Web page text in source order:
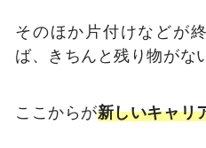
そのほか片付けなどが
ば、きちんと残り物がな
ここからが新しいキャリ